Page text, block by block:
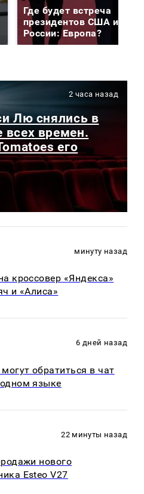
Где будет встреча
президентов США и
России: Европа?
2 часа назад
Лю снялись в
времен.
его
минуту назад
кроссовер «Яндекса»
и «Алиса»
6 дней назад
обратиться в чат
языке
22 минуты назад
нового
Esteo V27